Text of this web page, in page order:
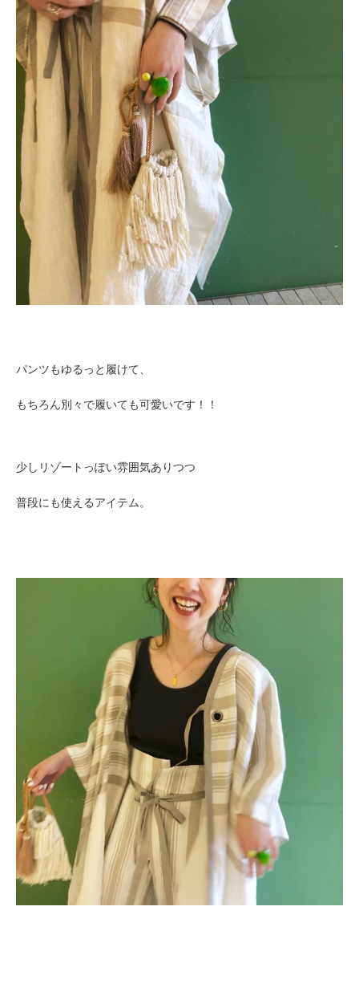
パンツもゆるっと履けて、
もちろん別々で履いても可愛いです！！
少しリゾートっぽい雰囲気ありつつ
普段にも使えるアイテム。